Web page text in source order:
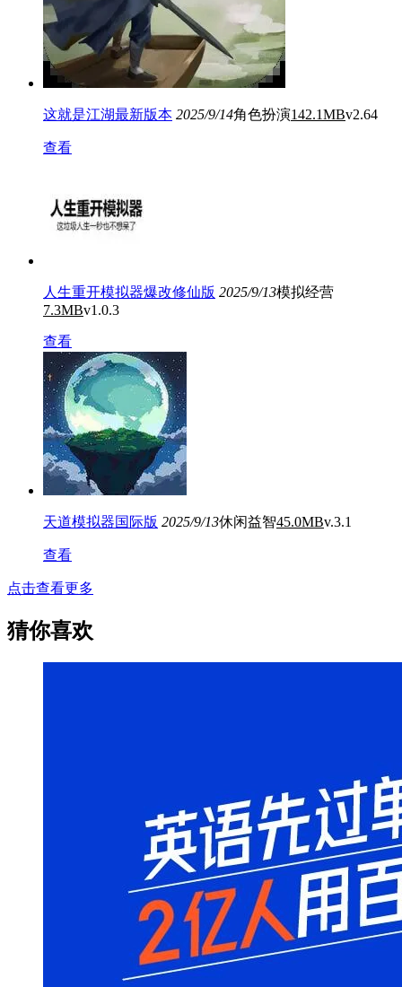
这就是江湖最新版本 2025/9/14角色扮演142.1MBv2.64
查看
人生重开模拟器爆改修仙版 2025/9/13模拟经营
7.3MBv1.0.3
查看
天道模拟器国际版 2025/9/13休闲益智45.0MBv.3.1
查看
点击查看更多
猜你喜欢